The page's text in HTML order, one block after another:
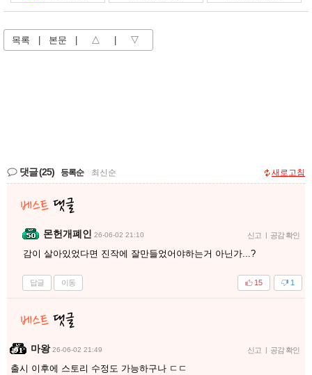
목록 본문 △ ▽
댓글(25) 등록순 최신순 새로고침
몬헌개폐인 26-06-02 21:10 신고 | 공감 확인
감이 살아있었다면 진작에 잘만들었어야하는거 아닌가...?
답글 이동 1
15
마왕 26-06-02 21:49 신고 | 공감 확인
출시 이후에 스토리 수정도 가능하구나 ㄷㄷ